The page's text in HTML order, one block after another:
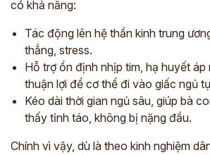
có khả năng:
Tác động lên hệ thần kinh trung
thẳng, stress.
Hỗ trợ ổn định nhịp tim, hạ huyết áp
thuận lợi để cơ thể đi vào giấc ngủ
Kéo dài thời gian ngủ sâu, giúp bà
thấy tỉnh táo, không bị nặng đầu.
Chính vì vậy, dù là theo kinh nghiệm